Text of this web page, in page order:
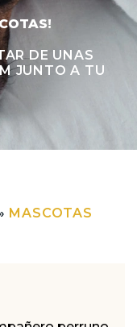
DE UNAS
JUNTO A TU
MASCOTAS